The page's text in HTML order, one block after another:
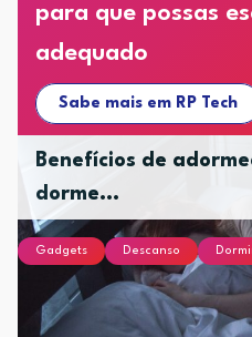
para que possas
adequado
Sabe mais em RP Tech
Benefícios de
dorme...
Gadgets Descanso